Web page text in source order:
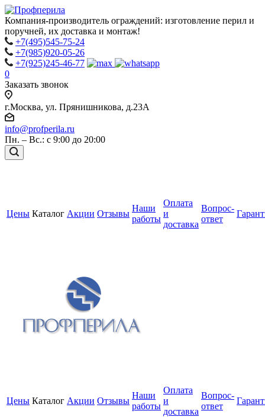
Компания-производитель ограждений: изготовление перил и
поручней, их доставка и монтаж!
+7(495)545-75-24
+7(985)920-05-26
+7(925)245-46-77
0
Заказать звонок
г.Москва, ул. Прянишникова, д.23А
info@profperila.ru
Пн. – Вс.: с 9:00 до 20:00
Цены Каталог Акции Отзывы
Наши
работы
Оплата
и
доставка
Вопрос-
ответ
Цены Каталог Акции Отзывы
Наши
работы
Оплата
и
доставка
Вопрос-
ответ